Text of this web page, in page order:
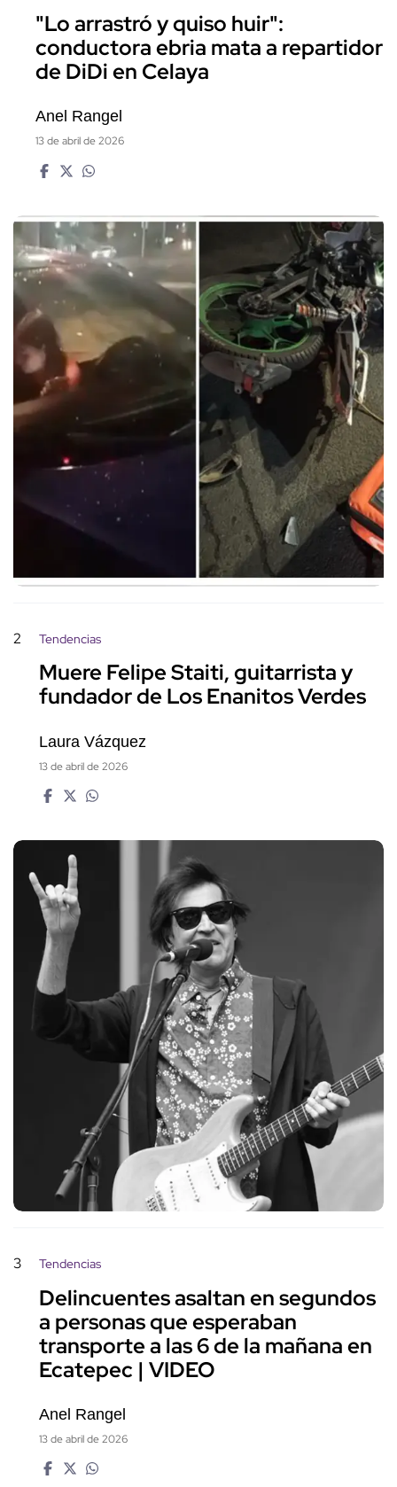
"Lo arrastró y quiso huir":
conductora ebria mata a repartidor
de DiDi en Celaya
Anel Rangel
13 de abril de 2026
2 Tendencias
Muere Felipe Staiti, guitarrista y
fundador de Los Enanitos Verdes
Laura Vázquez
13 de abril de 2026
3 Tendencias
Delincuentes asaltan en segundos
a personas que esperaban
transporte a las 6 de la mañana en
Ecatepec | VIDEO
Anel Rangel
13 de abril de 2026